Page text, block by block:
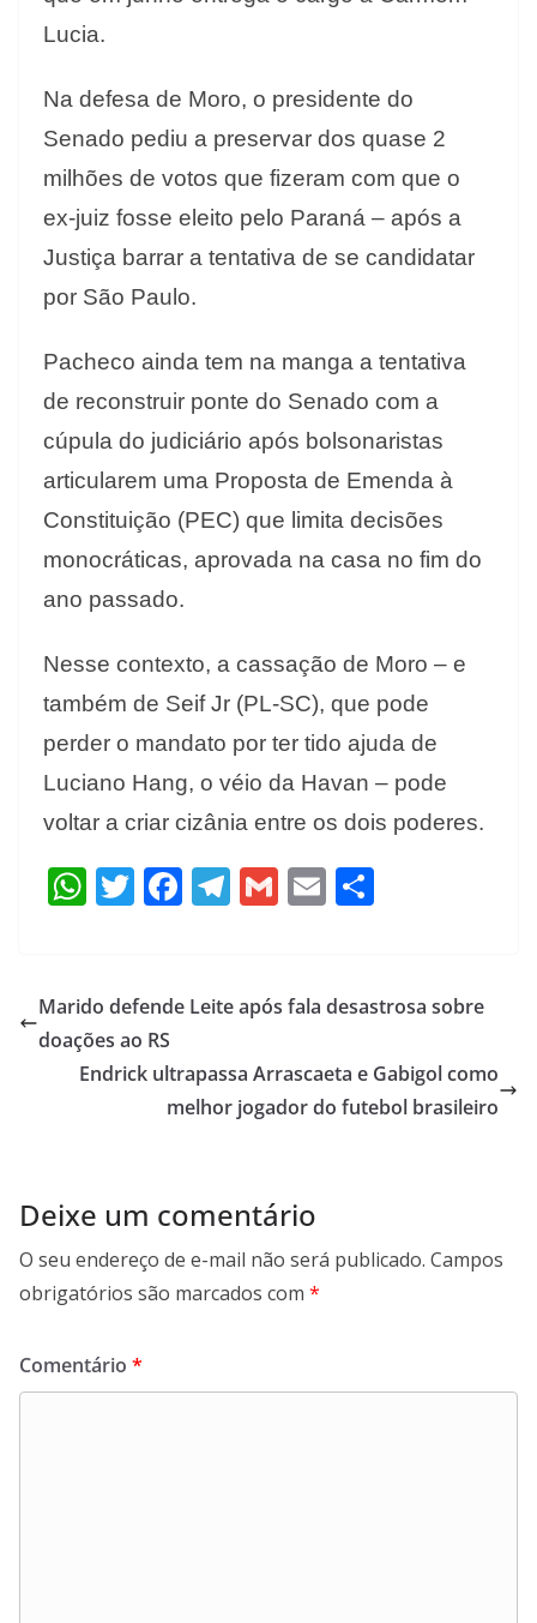
Lucia.
Na defesa de Moro, o presidente do
Senado pediu a preservar dos quase 2
milhões de votos que fizeram com que o
ex-juiz fosse eleito pelo Paraná – após a
Justiça barrar a tentativa de se candidatar
por São Paulo.
Pacheco ainda tem na manga a tentativa
de reconstruir ponte do Senado com a
cúpula do judiciário após bolsonaristas
articularem uma Proposta de Emenda à
Constituição (PEC) que limita decisões
monocráticas, aprovada na casa no fim do
ano passado.
Nesse contexto, a cassação de Moro – e
também de Seif Jr (PL-SC), que pode
perder o mandato por ter tido ajuda de
Luciano Hang, o véio da Havan – pode
voltar a criar cizânia entre os dois poderes.
W
s
A
p
T
er
F
b
o
k
T
gr
m
G
l
E
l e
Marido defende Leite após fala desastrosa sobre
doações ao RS
Endrick ultrapassa Arrascaeta e Gabigol como
melhor jogador do futebol brasileiro
Deixe um comentário
O seu endereço de e-mail não será publicado. Campos
obrigatórios são marcados com *
Comentário *